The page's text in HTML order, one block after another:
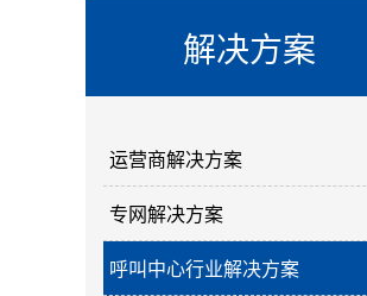
解决方案
运营商解决方案
专网解决方案
呼叫中心行业解决方案